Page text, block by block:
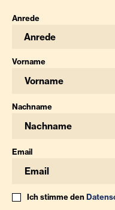
Anrede
Anrede
Vorname
Nachname
Email
Ich stimme den